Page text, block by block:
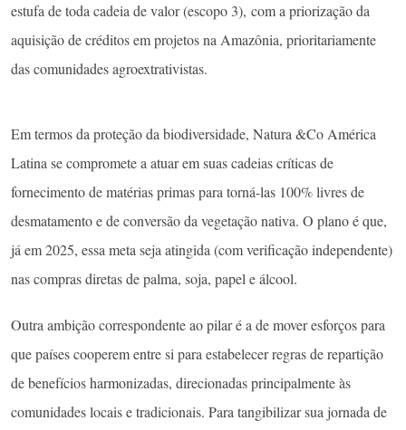
estufa de toda cadeia de valor (escopo 3), com a priorização da
aquisição de créditos em projetos na Amazônia, prioritariamente
das comunidades agroextrativistas.
Em termos da proteção da biodiversidade, Natura &Co América
Latina se compromete a atuar em suas cadeias críticas de
fornecimento de matérias primas para torná-las 100% livres de
desmatamento e de conversão da vegetação nativa. O plano é que,
já em 2025, essa meta seja atingida (com verificação independente)
nas compras diretas de palma, soja, papel e álcool.
Outra ambição correspondente ao pilar é a de mover esforços para
que países cooperem entre si para estabelecer regras de repartição
de benefícios harmonizadas, direcionadas principalmente às
comunidades locais e tradicionais. Para tangibilizar sua jornada de